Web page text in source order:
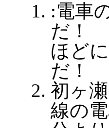
:電車
だ！
ほど
だ！
初ヶ
線の